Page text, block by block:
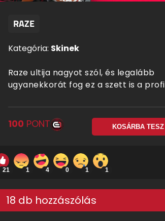
RAZE
Kategória: Skinek
Raze ultija nagyot szól, és legalább
ugyanekkorát fog ez a szett is a
100 PONT KOSÁRBA
21 1 4 0 1 1
18 db hozzászólás